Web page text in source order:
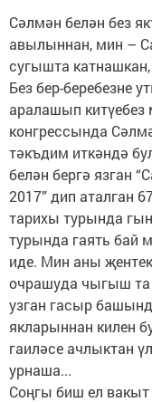
Сәлмән белән без
авылыннан, мин –
сугышта
Без бер-беребезне
аралашып китүебез
конгрессында
тәкъдим иткәндә
белән бергә язган
2017” дип аталган
тарихы турында
турында гаять бай
иде. Мин аны
очрашуда чыгыш
узган гасыр
якларыннан килен
гаиләсе ачлыктан
урнаша...
Соңгы биш ел